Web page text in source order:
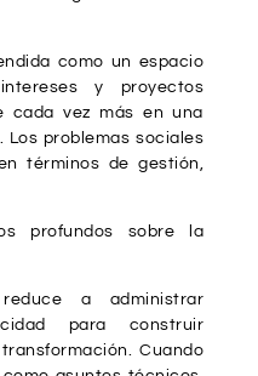
como un espacio
y proyectos
cada vez más en una
problemas sociales
términos de gestión,
profundos sobre la
a administrar
para construir
Cuando